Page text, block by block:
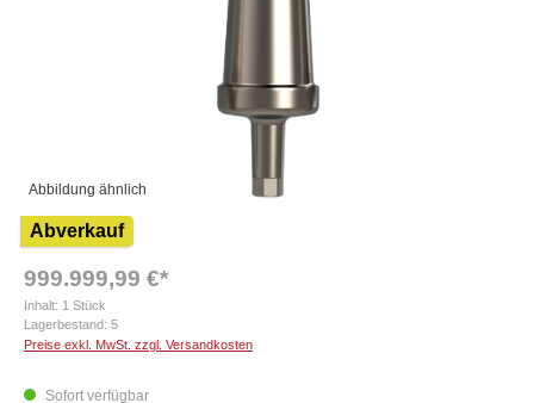
Abbildung ähnlich
Abverkauf
999.999,99 €*
Inhalt: 1 Stück
Lagerbestand: 5
Preise exkl. MwSt. zzgl. Versandkosten
Sofort verfügbar